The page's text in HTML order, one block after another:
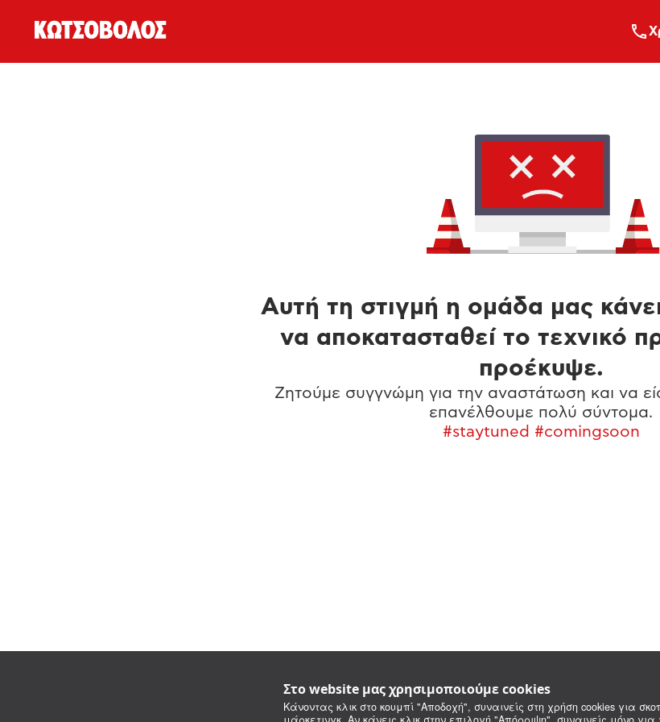
Στο website μας χρησιμοποιούμε cookies
Κάνοντας κλικ στο κουμπί "Αποδοχή", συναινείς στη χρήση cookies για
Αυτή τη στιγμή η ομάδα μας
να αποκατασταθεί το τεχνικό
προέκυψε.
Ζητούμε συγγνώμη για την αναστάτωση και να
επανέλθουμε πολύ σύντομα.
#staytuned #comingsoon